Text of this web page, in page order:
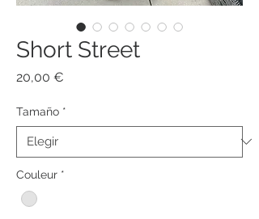
Short Street
20,00 €
Tamaño *
Couleur *